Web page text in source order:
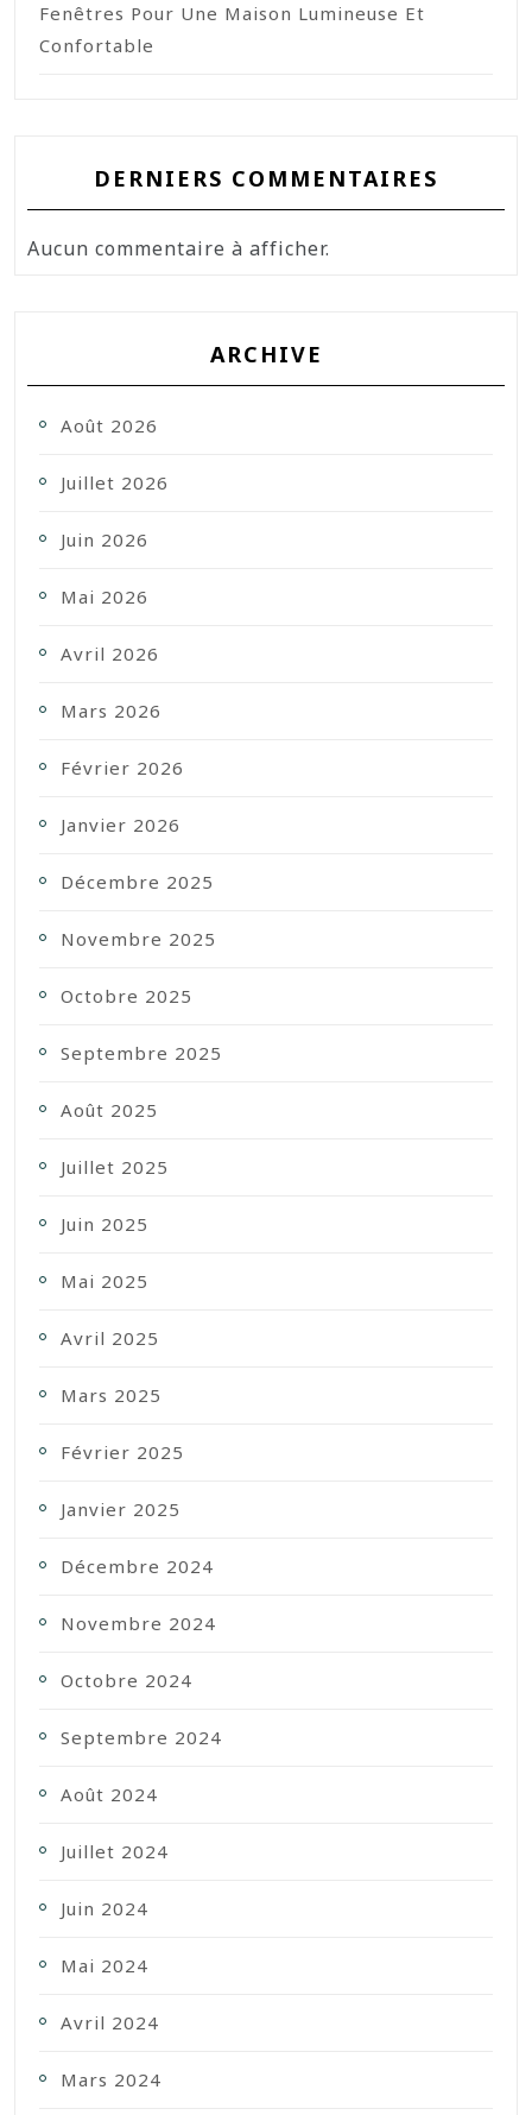
Fenêtres Pour Une Maison Lumineuse Et
Confortable
DERNIERS COMMENTAIRES
Aucun commentaire à afficher.
ARCHIVE
Août 2026
Juillet 2026
Juin 2026
Mai 2026
Avril 2026
Mars 2026
Février 2026
Janvier 2026
Décembre 2025
Novembre 2025
Octobre 2025
Septembre 2025
Août 2025
Juillet 2025
Juin 2025
Mai 2025
Avril 2025
Mars 2025
Février 2025
Janvier 2025
Décembre 2024
Novembre 2024
Octobre 2024
Septembre 2024
Août 2024
Juillet 2024
Juin 2024
Mai 2024
Avril 2024
Mars 2024